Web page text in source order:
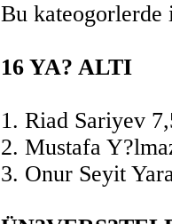
Bu kateogorlerde
16 YA? ALTI
1. Riad Sariyev
2. Mustafa
3. Onur Seyit